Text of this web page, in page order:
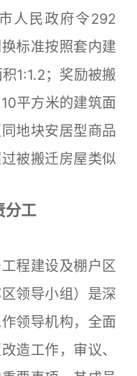
人民政府令292
标准按照套内建
1:1.2；奖励被搬
平方米的建筑面
地块安居型商品
被搬迁房屋类似
分工
程建设及棚户区
领导小组）是深
领导机构，全面
造工作，审议、